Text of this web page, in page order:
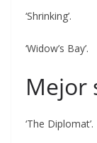
‘Shrinking’.
‘Widow’s Bay’.
Mejor
‘The Diplomat’.